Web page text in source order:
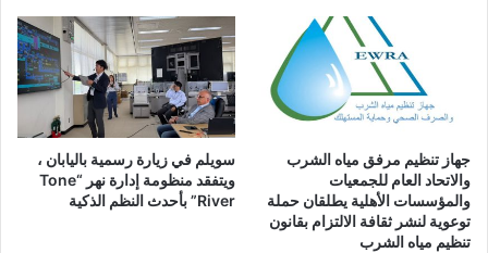
جهاز تنظيم مرفق مياه الشرب
والاتحاد العام للجمعيات
والمؤسسات الأهلية يطلقان حملة
توعوية لنشر ثقافة الالتزام بقانون
تنظيم مياه الشرب
سويلم في زيارة رسمية باليابان ،
ويتفقد منظومة إدارة نهر “Tone
River” بأحدث النظم الذكية